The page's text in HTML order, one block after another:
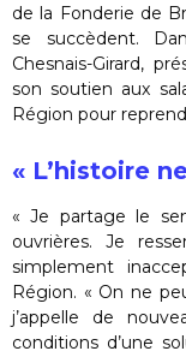
de la Fonderie de
se succèdent.
Chesnais-Girard,
son soutien aux
Région pour
« L’histoire
« Je partage le
ouvrières. Je
simplement
Région. « On ne
j’appelle de
conditions d’une